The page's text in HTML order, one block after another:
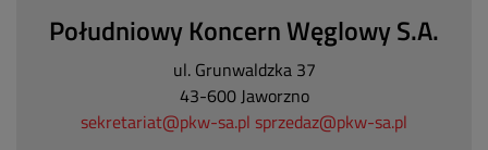
Południowy Koncern Węglowy S.A.
ul. Grunwaldzka 37
43-600 Jaworzno
sekretariat@pkw-sa.pl sprzedaz@pkw-sa.pl